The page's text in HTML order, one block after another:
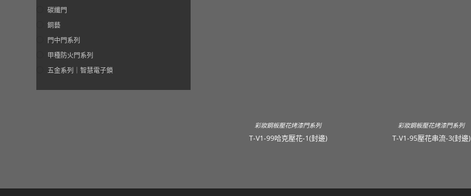
彩妝鋼板壓花烤漆門系列
T-V1-99哈克壓花-1(封邊)
彩妝鋼板壓花烤漆門系列
T-V1-95壓花串流-3(封邊)
碳纖門
銅藝
門中門系列
甲種防火門系列
五金系列｜智慧電子鎖